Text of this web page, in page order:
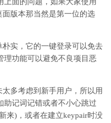
面版本那当然是第一位的选
朴实，它的一键登录可以免去
理功能可以避免不良项目恶
多考虑到新手用户，所以用
助记词记错或者不小心跳过
来)，或者在建立keypair时没